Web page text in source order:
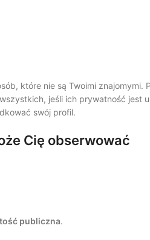
które nie są Twoimi znajomymi.
jeśli ich prywatność jest
swój profil.
Cię obserwować
publiczna.